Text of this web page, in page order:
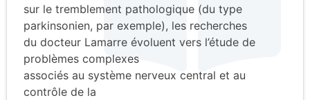
sur le tremblement pathologique (du type
parkinsonien, par exemple), les recherches
du docteur Lamarre évoluent vers l’étude de
problèmes complexes
associés au système nerveux central et au
contrôle de la